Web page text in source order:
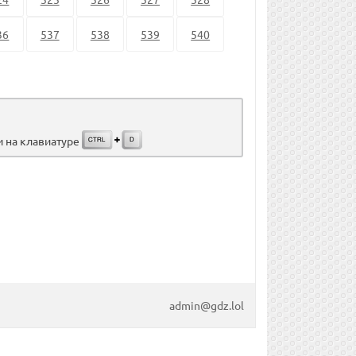
537 538 539 540
клавиатуре
admin@gdz.lol